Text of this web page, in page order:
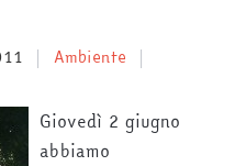
Ambiente
Giovedì 2 giugno
abbiamo